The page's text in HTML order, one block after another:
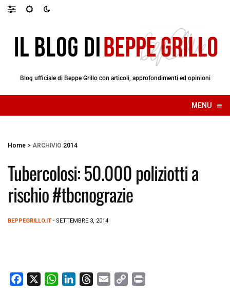
Blog ufficiale di Beppe Grillo con articoli, approfondimenti ed opinioni
MENU ≡
☰
Home > ARCHIVIO 2014
Tubercolosi: 50.000 poliziotti a
rischio #tbcnograzie
BEPPEGRILLO.IT - SETTEMBRE 3, 2014
W